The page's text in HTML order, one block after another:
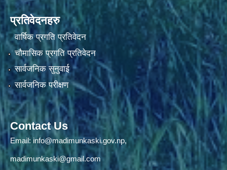
प्रतिवेदनहरु
वार्षिक प्रगति प्रतिवेदन
चौमासिक प्रगति प्रतिवेदन
सार्वजनिक सुनुवाई
सार्वजनिक परीक्षण
Contact Us
Email: info@madimunkaski.gov.np,
madimunkaski@gmail.com